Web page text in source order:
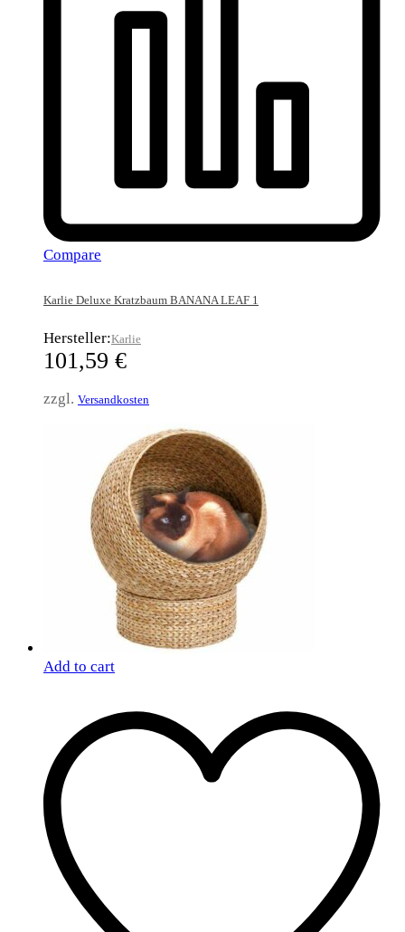
Compare
Karlie Deluxe Kratzbaum BANANA LEAF 1
Hersteller:Karlie
101,59 €
zzgl. Versandkosten
Add to cart